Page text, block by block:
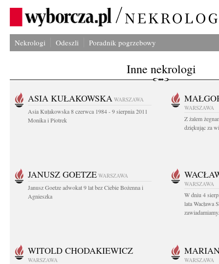
Nekrologi Odeszli Poradnik pogrzebowy
Inne nekrologi
ASIA KUŁAKOWSKA WARSZAWA
Asia Kułakowska 8 czerwca 1984 - 9 sierpnia 2011
Monika i Piotrek
WARSZAWA
Z żalem
dziękując za
JANUSZ GOETZE WARSZAWA
Janusz Goetze adwokat 9 lat bez Ciebie Bożenna i
Agnieszka
WARSZAWA
W dniu 4
lata Wacława
WITOLD CHODAKIEWICZ
WARSZAWA WARSZAWA